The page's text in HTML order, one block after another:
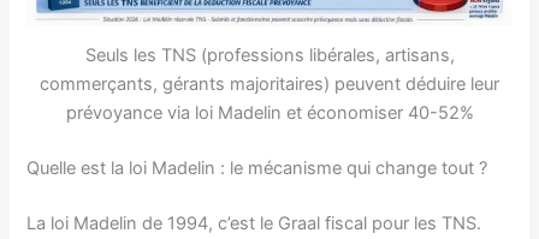
Seuls les TNS (professions libérales, artisans,
commerçants, gérants majoritaires) peuvent déduire leur
prévoyance via loi Madelin et économiser 40-52%
Quelle est la loi Madelin : le mécanisme qui change tout ?
La loi Madelin de 1994, c’est le Graal fiscal pour les TNS.